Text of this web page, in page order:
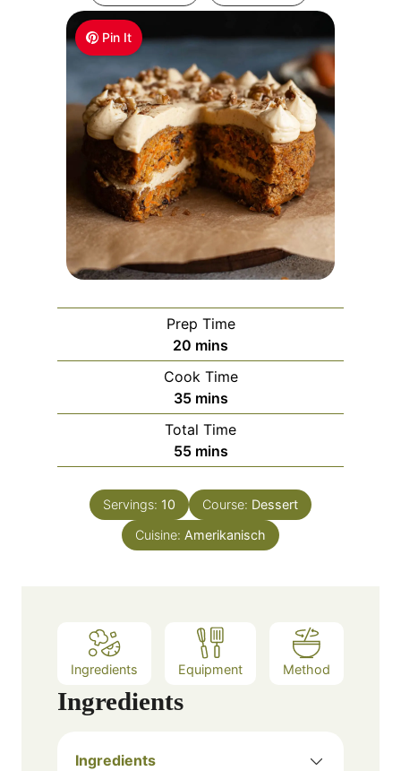
Pin It
Prep Time
20 m
i
n
u
t
e
s
mins
Cook Time
35m
i
n
u
e
s
mins
Total Time
55m
i
n
u
t
mins
Servings: 10 Course: Dessert
Cuisine: Amerikanisch
Ingredients Equipment Method
Ingredients
Ingredients